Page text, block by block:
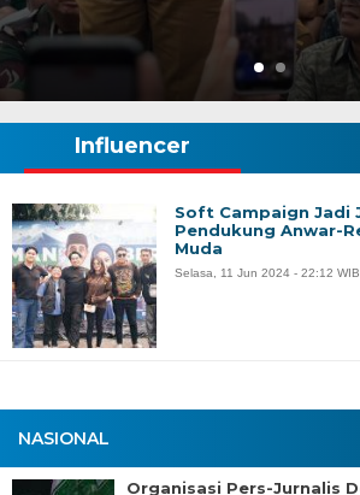
NASIONAL
Organisasi Pers-Jurnalis
Influencer
Soft Campaign Jadi
Pendukung Anwar-
Muda
Selasa, 11 Jun 2024 - 22:12 WIB